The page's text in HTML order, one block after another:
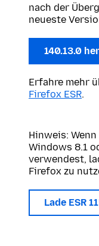
nach der
neueste
140.13.0
Erfahre mehr
Firefox ESR.
Hinweis:
Windows 8.1
verwendest,
Firefox zu
Lade ESR